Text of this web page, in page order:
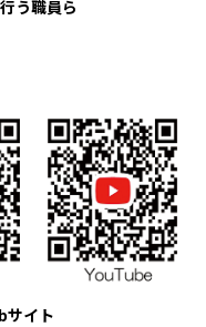
う職員ら
サイト